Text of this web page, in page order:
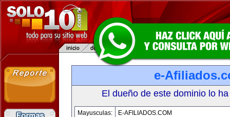
e-
El dueño de este dominio lo
Mayusculas:
E-AFILIADOS.COM